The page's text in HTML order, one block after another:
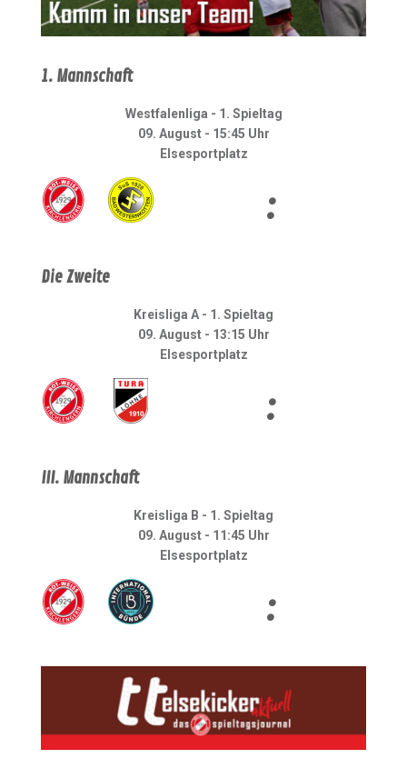
1. Mannschaft
Westfalenliga - 1. Spieltag
09. August - 15:45 Uhr
Elsesportplatz
:
Die Zweite
Kreisliga A - 1. Spieltag
09. August - 13:15 Uhr
Elsesportplatz
:
III. Mannschaft
Kreisliga B - 1. Spieltag
09. August - 11:45 Uhr
Elsesportplatz
: